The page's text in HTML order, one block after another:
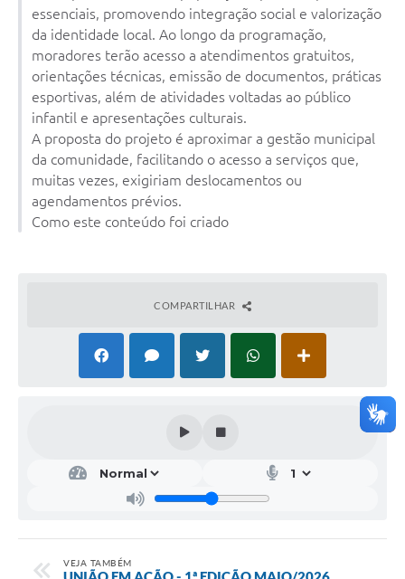
essenciais, promovendo integração social e valorização
da identidade local. Ao longo da programação,
moradores terão acesso a atendimentos gratuitos,
orientações técnicas, emissão de documentos, práticas
esportivas, além de atividades voltadas ao público
infantil e apresentações culturais.
A proposta do projeto é aproximar a gestão municipal
da comunidade, facilitando o acesso a serviços que,
muitas vezes, exigiriam deslocamentos ou
agendamentos prévios.
Como este conteúdo foi criado
COMPARTILHAR
VEJA TAMBÉM